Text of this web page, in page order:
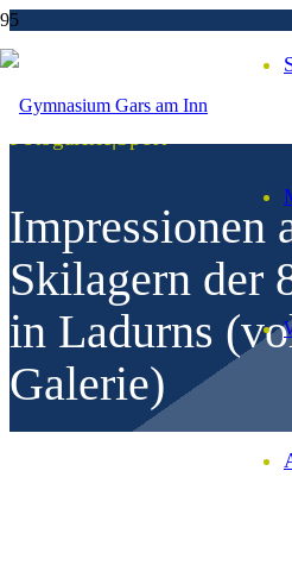
Impressionen
Skilagern der
in Ladurns
Galerie)